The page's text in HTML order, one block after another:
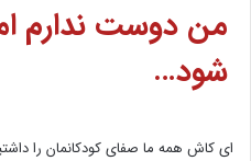
من دوست ندارم
شود…
ای کاش همه ما صفای کودکانمان را